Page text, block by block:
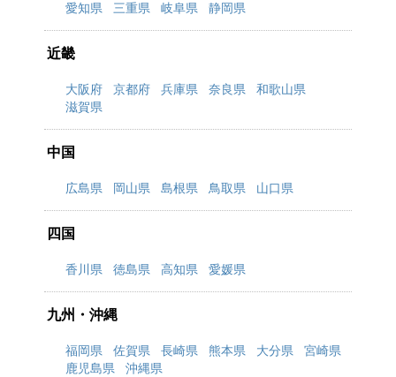
愛知県 三重県 岐阜県 静岡県
近畿
大阪府 京都府 兵庫県 奈良県
和歌山県
滋賀県
中国
広島県 岡山県 島根県 鳥取県 山口県
四国
香川県 徳島県 高知県 愛媛県
九州・沖縄
福岡県 佐賀県 長崎県 熊本県 大分県
宮崎県
鹿児島県
沖縄県